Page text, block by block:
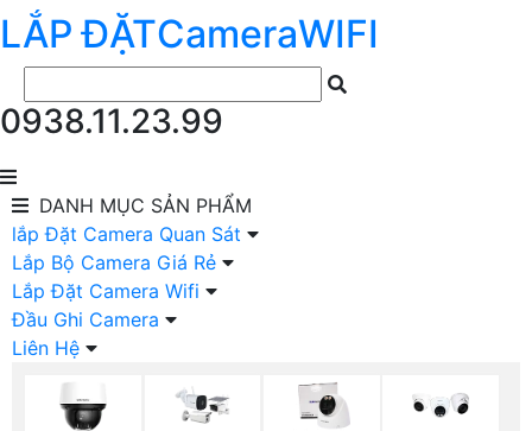
LẮP ĐẶTCameraWIFI
0938.11.23.99
DANH MỤC SẢN PHẨM
lắp Đặt Camera Quan Sát
Lắp Bộ Camera Giá Rẻ
Lắp Đặt Camera Wifi
Đầu Ghi Camera
Liên Hệ